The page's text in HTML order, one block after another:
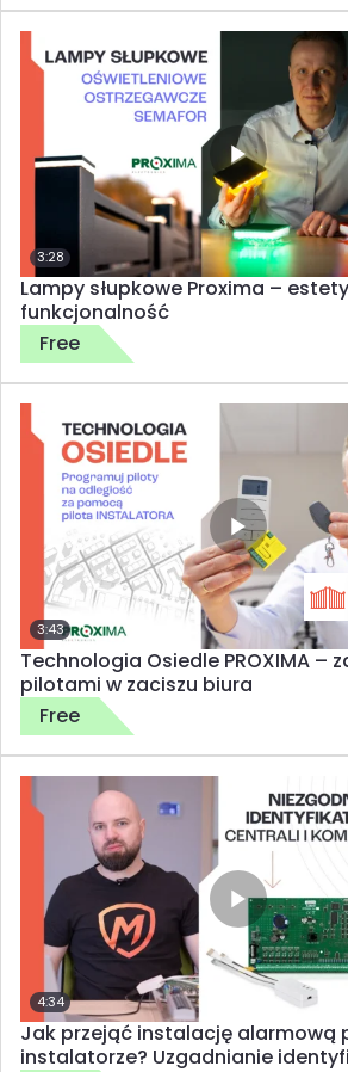
3:28
Lampy słupkowe Proxima –
funkcjonalność
Free
3:43
Technologia Osiedle PROXIMA –
pilotami w zaciszu biura
Free
4:34
Jak przejąć instalację alarmową
instalatorze? Uzgadnianie